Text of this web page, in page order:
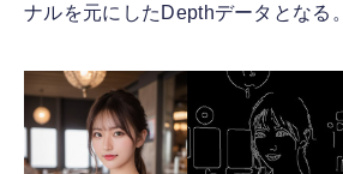
ナルを元にしたDepthデータとなる。